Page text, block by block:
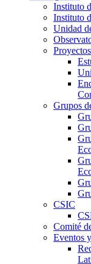
Instituto
Instituto
Unidad
Proyectos
Grupos
CSIC
Comité
Eventos